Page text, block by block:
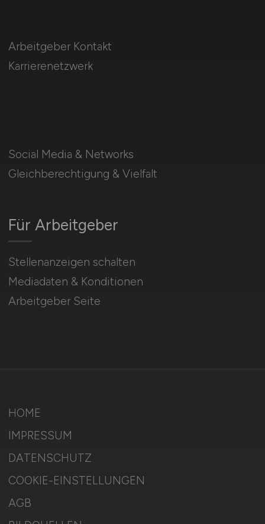
Social Media & Networks
Gleichberechtigung & Vielfalt
Für Arbeitgeber
Stellenanzeigen schalten
Mediadaten & Konditionen
Arbeitgeber Seite
Arbeitgeber Kontakt
Karrierenetzwerk
HOME
IMPRESSUM
DATENSCHUTZ
COOKIE-EINSTELLUNGEN
AGB